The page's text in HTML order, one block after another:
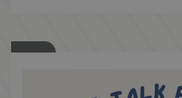
je in onderhandeling tijdens je
te gaan naar iets anders?